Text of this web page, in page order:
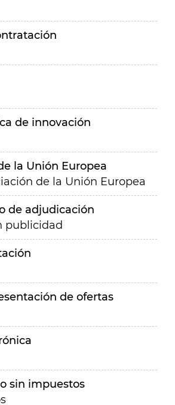
de innovación
la Unión Europea
de la Unión Europea
de adjudicación
publicidad
de ofertas
sin impuestos